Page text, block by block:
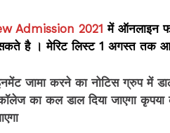
Admission 2021 में ऑनलाइन
है । मेरिट लिस्ट 1 अगस्त तक
जामा करने का नोटिस ग्रुप
का कल डाल दिया जाएगा